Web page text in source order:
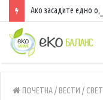
ПОЧЕТНА/ ВЕСТИ / СВЕТ